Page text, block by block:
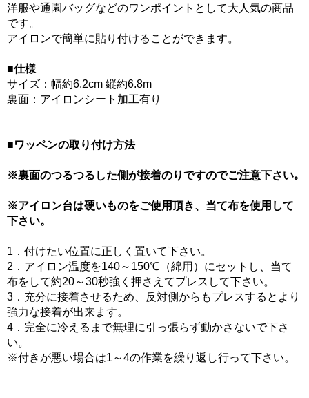
洋服や通園バッグなどのワンポイントとして大人気の商品
です。
アイロンで簡単に貼り付けることができます。
■仕様
サイズ：幅約6.2cm 縦約6.8m
裏面：アイロンシート加工有り
■ワッペンの取り付け方法
※裏面のつるつるした側が接着のりですのでご注意下さい｡
※アイロン台は硬いものをご使用頂き、当て布を使用して
下さい。
1．付けたい位置に正しく置いて下さい。
2．アイロン温度を140～150℃（綿用）にセットし、当て
布をして約20～30秒強く押さえてプレスして下さい。
3．充分に接着させるため、反対側からもプレスするとより
強力な接着が出来ます。
4．完全に冷えるまで無理に引っ張らず動かさないで下さ
い。
※付きが悪い場合は1～4の作業を繰り返し行って下さい。